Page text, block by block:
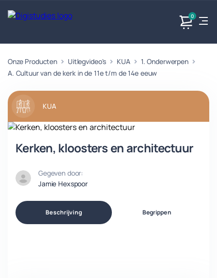
0
Exacte
vakken
Geen
vakken.
Taalvakken
vakken.
MaatschappijvakkenProducten
Onze Producten Uitlegvideo's KUA
1. Onderwerpen
A. Cultuur van de kerk in de 11e t/m de 14e eeuw
KUA
Kerken, kloosters en architectuur
Gegeven door:
Jamie Hexspoor
Beschrijving Begrippen